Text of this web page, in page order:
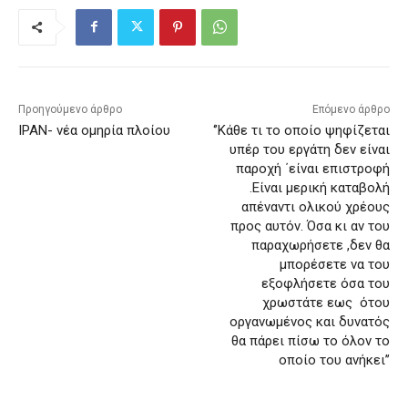
Προηγούμενο άρθρο
ΙΡΑΝ- νέα ομηρία πλοίου
Επόμενο άρθρο
‘’Κάθε τι το οποίο ψηφίζεται
υπέρ του εργάτη δεν είναι
παροχή ΄είναι επιστροφή
.Είναι μερική καταβολή
απέναντι ολικού χρέους
προς αυτόν. Όσα κι αν του
παραχωρήσετε ,δεν θα
μπορέσετε να του
εξοφλήσετε όσα του
χρωστάτε εως ότου
οργανωμένος και δυνατός
θα πάρει πίσω το όλον το
οποίο του ανήκει’’